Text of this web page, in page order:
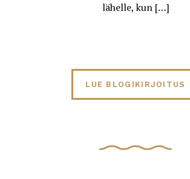
lähelle, kun […]
LUE BLOGIKIRJOITUS